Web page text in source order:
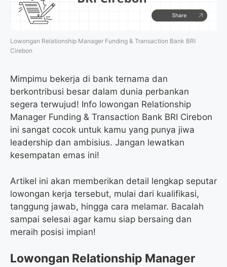
Lowongan Relationship Manager Funding & Transaction Bank BRI
Cirebon
Mimpimu bekerja di bank ternama dan
berkontribusi besar dalam dunia perbankan
segera terwujud! Info lowongan Relationship
Manager Funding & Transaction Bank BRI Cirebon
ini sangat cocok untuk kamu yang punya jiwa
leadership dan ambisius. Jangan lewatkan
kesempatan emas ini!
Artikel ini akan memberikan detail lengkap seputar
lowongan kerja tersebut, mulai dari kualifikasi,
tanggung jawab, hingga cara melamar. Bacalah
sampai selesai agar kamu siap bersaing dan
meraih posisi impian!
Lowongan Relationship Manager